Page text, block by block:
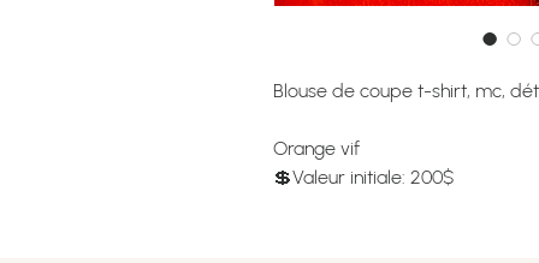
Blouse de coupe t-shirt, mc,
Orange vif
💲Valeur initiale: 200$